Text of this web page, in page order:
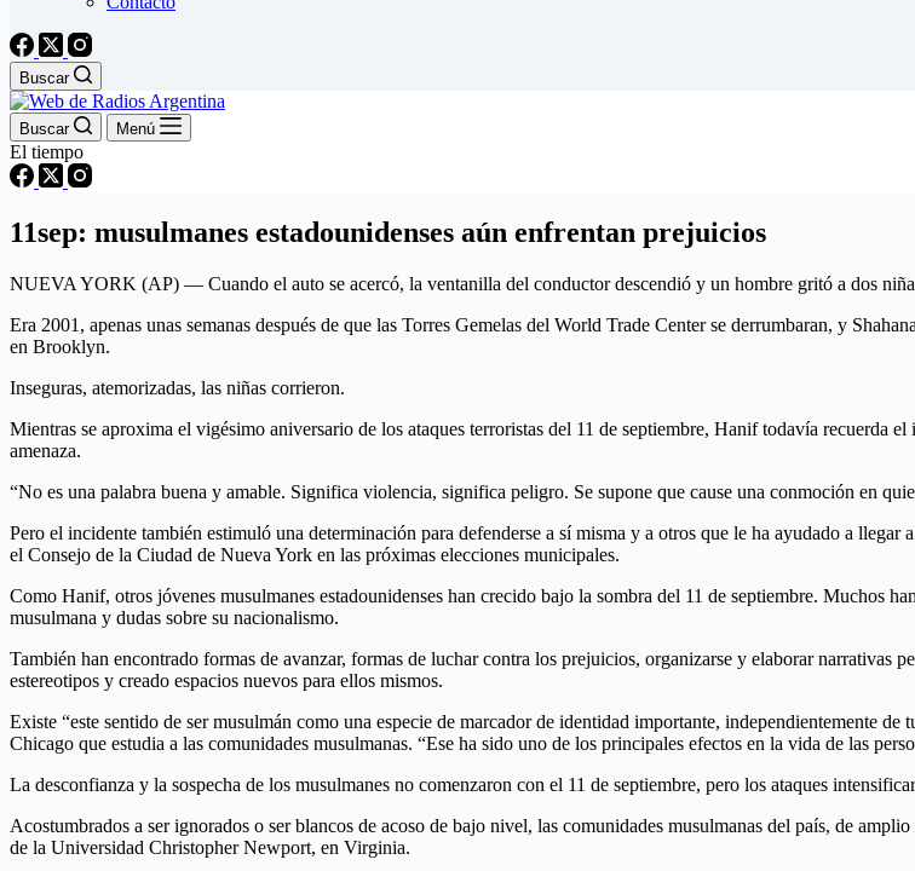
Buscar
Buscar Menú
El tiempo
11sep: musulmanes estadounidenses aún enfrentan prejuicios
NUEVA YORK (AP) — Cuando el auto se acercó, la ventanilla del conductor descendió y un hombre gritó a dos
Era 2001, apenas unas semanas después de que las Torres Gemelas del World Trade Center se derrumbaran, y
en Brooklyn.
Inseguras, atemorizadas, las niñas corrieron.
Mientras se aproxima el vigésimo aniversario de los ataques terroristas del 11 de septiembre, Hanif todavía recuerda
amenaza.
“No es una palabra buena y amable. Significa violencia, significa peligro. Se supone que cause una conmoción en
Pero el incidente también estimuló una determinación para defenderse a sí misma y a otros que le ha ayudado a
el Consejo de la Ciudad de Nueva York en las próximas elecciones municipales.
Como Hanif, otros jóvenes musulmanes estadounidenses han crecido bajo la sombra del 11 de septiembre. Muchos
musulmana y dudas sobre su nacionalismo.
También han encontrado formas de avanzar, formas de luchar contra los prejuicios, organizarse y elaborar narrativas
estereotipos y creado espacios nuevos para ellos mismos.
Existe “este sentido de ser musulmán como una especie de marcador de identidad importante, independientemente
Chicago que estudia a las comunidades musulmanas. “Ese ha sido uno de los principales efectos en la vida de las
La desconfianza y la sospecha de los musulmanes no comenzaron con el 11 de septiembre, pero los ataques
Acostumbrados a ser ignorados o ser blancos de acoso de bajo nivel, las comunidades musulmanas del país, de
de la Universidad Christopher Newport, en Virginia.